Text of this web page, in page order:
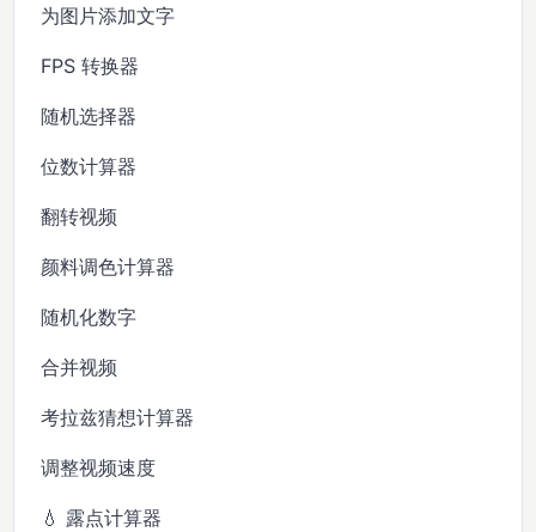
为图片添加文字
FPS 转换器
随机选择器
位数计算器
翻转视频
颜料调色计算器
随机化数字
合并视频
考拉兹猜想计算器
调整视频速度
💧 露点计算器